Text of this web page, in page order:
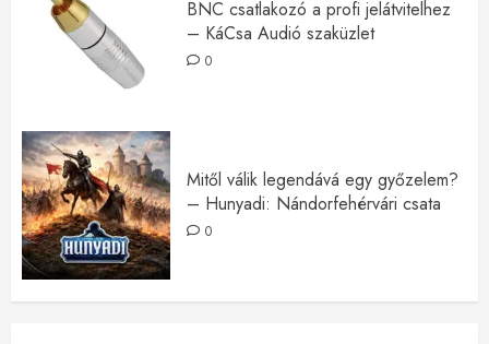
BNC csatlakozó a profi jelátvitelhez
– KáCsa Audió szaküzlet
0
Mitől válik legendává egy győzelem?
– Hunyadi: Nándorfehérvári csata
0